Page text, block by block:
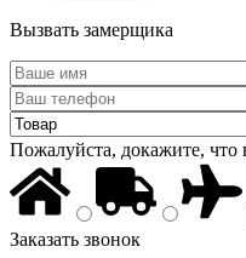
Вызвать замерщика
Пожалуйста, докажите, что
Заказать звонок